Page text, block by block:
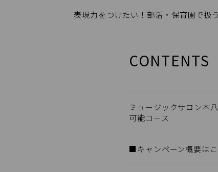
表現力をつけたい！部活・保育園で扱
CONTENTS
ミュージックサロン本
可能コース
■キャンペーン概要は